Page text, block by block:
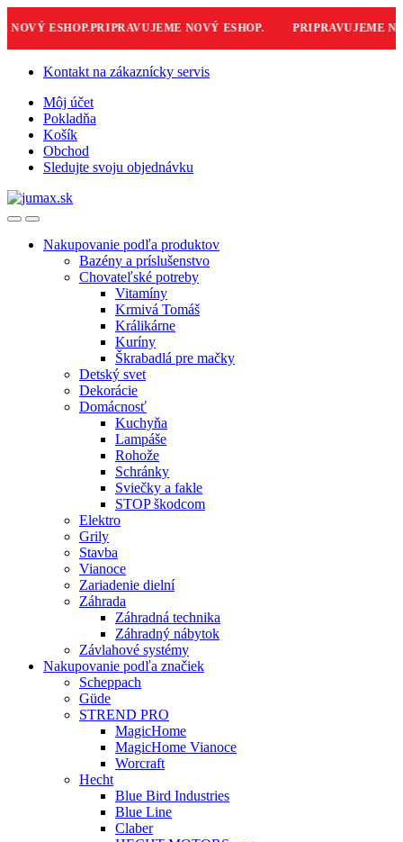
ESHOP.PRIPRAVUJEME NOVÝ ESHOP. PRIPRAVUJEME
Skip
navigation
Skip
content
Kontakt na zákaznícky servis
Môj účet
Pokladňa
Košík
Obchod
Sledujte svoju objednávku
Nakupovanie podľa produktov
Bazény a príslušenstvo
Chovateľské potreby
Vitamíny
Krmivá Tomáš
Králikárne
Kuríny
Škrabadlá pre mačky
Detský svet
Dekorácie
Domácnosť
Kuchyňa
Lampáše
Rohože
Schránky
Sviečky a fakle
STOP škodcom
Elektro
Grily
Stavba
Vianoce
Zariadenie dielní
Záhrada
Záhradná technika
Záhradný nábytok
Závlahové systémy
Nakupovanie podľa značiek
Scheppach
Güde
STREND PRO
MagicHome
MagicHome Vianoce
Worcraft
Hecht
Blue Bird Industries
Blue Line
Claber